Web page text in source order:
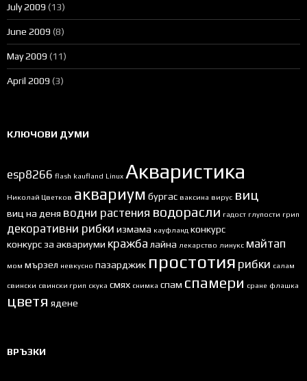
July 2009 (13)
June 2009 (8)
May 2009 (11)
April 2009 (3)
КЛЮЧОВИ ДУМИ
esp8266 flash kaufland Linux Акваристика
Николай Цветков аквариум бургас ваксина вирус виц
виц на деня водни растения водорасли гадост глупости грип
декоративни рибки измама кауфланд конкурс
конкурс за аквариуми кражба лайна лекарство линукс майтап
мом мързел невкусно пазарджик простотия рибки салам
свински свински грип скука смях снимка спам спамери сране флашка
цветя ядене
ВРЪЗКИ